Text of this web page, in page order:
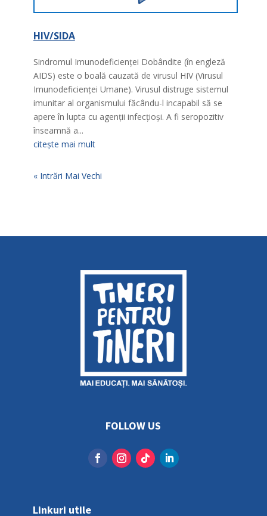
HIV/SIDA
Sindromul Imunodeficienţei Dobândite (în engleză
AIDS) este o boală cauzată de virusul HIV (Virusul
Imunodeficienţei Umane). Virusul distruge sistemul
imunitar al organismului făcându-l incapabil să se
apere în lupta cu agenţii infecţioşi. A fi seropozitiv
înseamnă a...
citește mai mult
« Intrări Mai Vechi
FOLLOW US
Linkuri utile